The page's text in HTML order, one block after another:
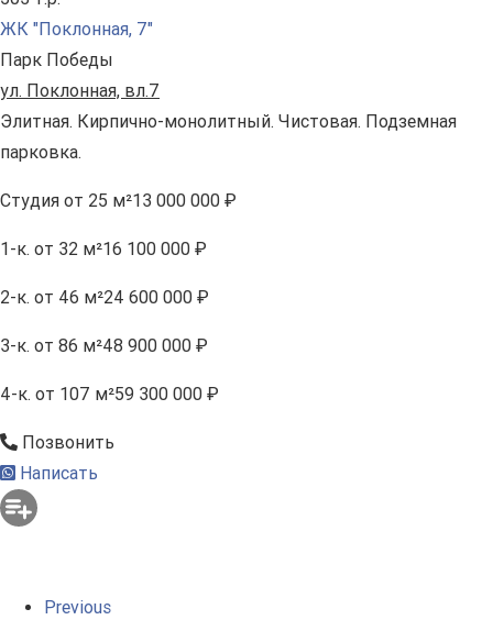
ЖК "Поклонная, 7"
Парк Победы
ул. Поклонная, вл.7
Элитная. Кирпично-монолитный. Чистовая. Подземная
парковка.
Студия от 25 м²13 000 000 ₽
1-к. от 32 м²16 100 000 ₽
2-к. от 46 м²24 600 000 ₽
3-к. от 86 м²48 900 000 ₽
4-к. от 107 м²59 300 000 ₽
Позвонить
Написать
Previous